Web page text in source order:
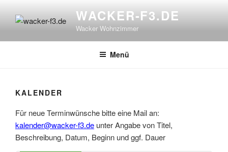
Inhalt
WACKER-F3.DE
Wacker Wohnzimmer
Menü
KALENDER
Für neue Terminwünsche bitte eine Mail an:
kalender@wacker-f3.de unter Angabe von Titel,
Beschreibung, Datum, Beginn und ggf. Dauer